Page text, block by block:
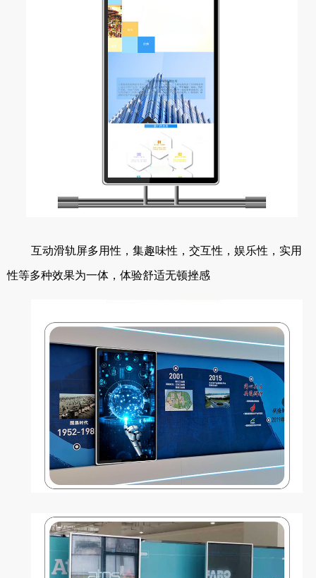
互动滑轨屏多用性，集趣味性，交互性，娱乐性，实用
性等多种效果为一体，体验舒适无顿挫感